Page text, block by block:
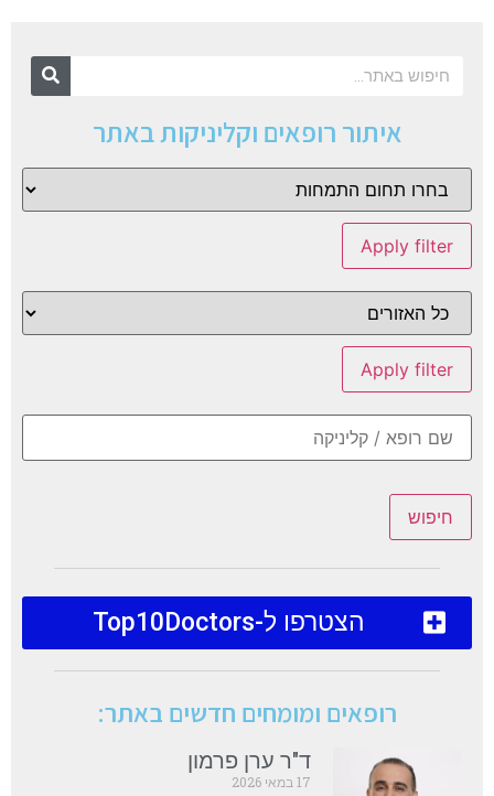
איתור רופאים וקליניקות באתר
Apply filter
Apply filter
חיפוש
הצטרפו ל-Top10Doctors
רופאים ומומחים חדשים באתר:
ד"ר ערן פרמון
17 במאי 2026